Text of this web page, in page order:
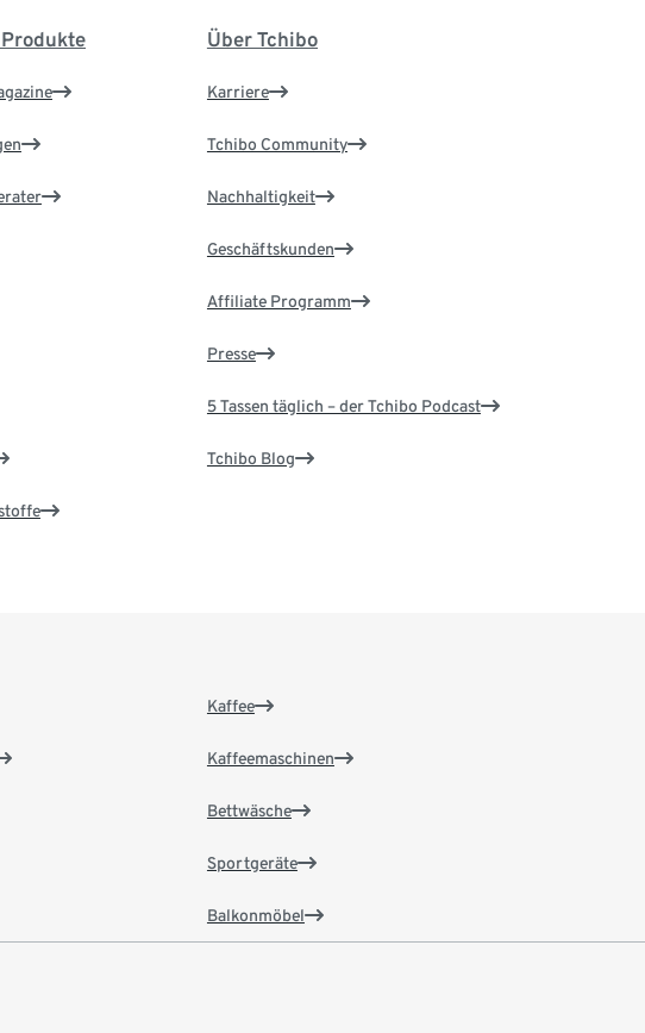
Über Tchibo
Karriere
Tchibo Community
Nachhaltigkeit
Geschäftskunden
Affiliate Programm
Presse
5 Tassen täglich – der Tchibo Podcast
Tchibo Blog
Kaffee
Kaffeemaschinen
Bettwäsche
Sportgeräte
Balkonmöbel